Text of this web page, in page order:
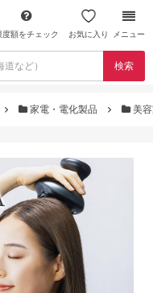
度額をチェック お気に入り メニュー
検索
家電・電化製品 美